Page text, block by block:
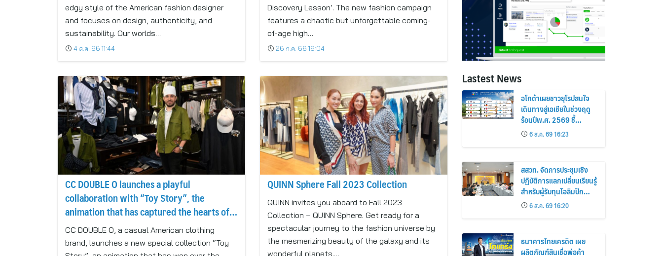
edgy style of the American fashion designer
and focuses on design, authenticity, and
sustainability. Our worlds…
4 ส.ค. 66 11:44
Discovery Lesson’. The new fashion campaign
features a chaotic but unforgettable coming-
of-age high…
26 ก.ค. 66 16:04
CC DOUBLE O launches a playful
collaboration with “Toy Story”, the
animation that has captured the hearts of
all generations
CC DOUBLE O, a casual American clothing
brand, launches a new special collection “Toy
QUINN Sphere Fall 2023 Collection
QUINN invites you aboard to Fall 2023
Collection – QUINN Sphere. Get ready for a
spectacular journey to the fashion universe by
the mesmerizing beauty of the galaxy and its
wonderful planets.…
Lastest News
อโกด้าเผยชาวยุโรปสนใจ
เดินทางสู่เอเชียในช่วงฤดู
ร้อนปีพ.ศ. 2569 ชี้
กรุงเทพฯ เกาะสมุย และ
พัทยา ติดอันดับเมืองยอด
นิยม
6 ส.ค. 69 16:23
สสวท. จัดการประชุมเชิง
ปฏิบัติการแลกเปลี่ยนเรียนรู้
สำหรับผู้รับทุนโอลิมปิก
วิชาการ ประจำปี 2569
6 ส.ค. 69 16:20
ธนาคารไทยเครดิต เผย
ผลิตภัณฑ์สินเชื่อพ่อค้า